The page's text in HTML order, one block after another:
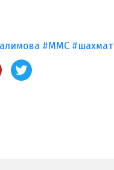
#ММС #шахмат